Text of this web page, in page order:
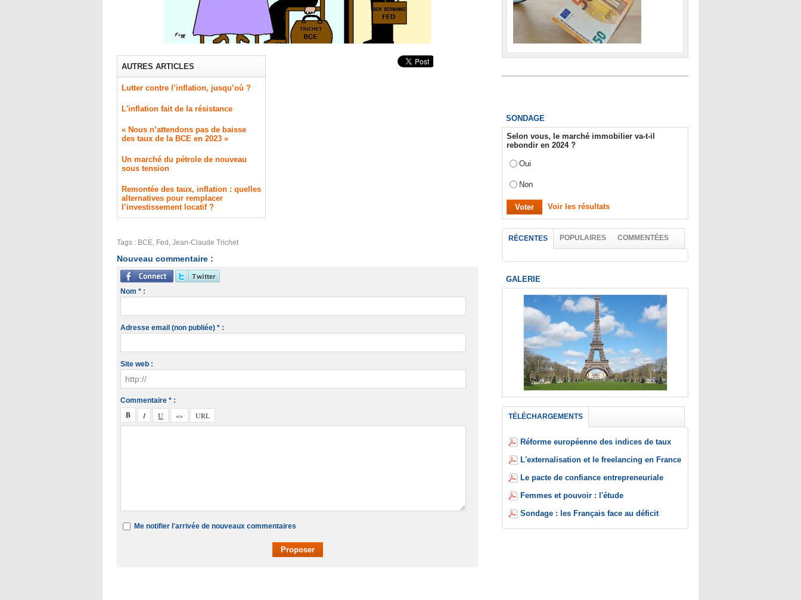
AUTRES ARTICLES
Lutter contre l’inflation, jusqu’où ?
L'inflation fait de la résistance
« Nous n’attendons pas de baisse
des taux de la BCE en 2023 »
​Un marché du pétrole de nouveau
sous tension
Remontée des taux, inflation : quelles
alternatives pour remplacer
l’investissement locatif ?
Tags : BCE, Fed , Jean-Claude Trichet
Nouveau commentaire :
Nom * :
Adresse email (non publiée) * :
Site web :
Commentaire * :
Me notifier l'arrivée de nouveaux commentaires
SONDAGE
Selon vous, le marché immobilier va-t-il
rebondir en 2024 ?
Oui
Non
Voir les résultats
RÉCENTES POPULAIRES COMMENTÉES
GALERIE
TÉLÉCHARGEMENTS
Réforme européenne des indices de taux
L'externalisation et le freelancing en France
Le pacte de confiance entrepreneuriale
Femmes et pouvoir : l'étude
Sondage : les Français face au déficit